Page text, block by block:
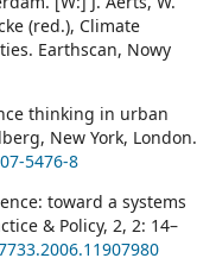
(red.), Climate
Earthscan, Nowy
thinking in urban
New York, London.
5476-8
toward a systems
& Policy, 2, 2: 14–